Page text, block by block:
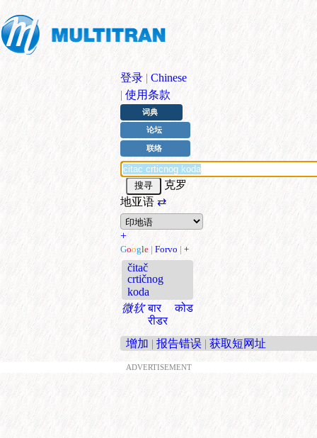
登录 | Chinese
| 使用条款
词典
论坛
联络
克罗
地亚语 ⇄
+
Google | Forvo | +
čitač
crtičnog
koda
微软 बार कोड
रीडर
增加 | 报告错误 | 获取短网址
ADVERTISEMENT